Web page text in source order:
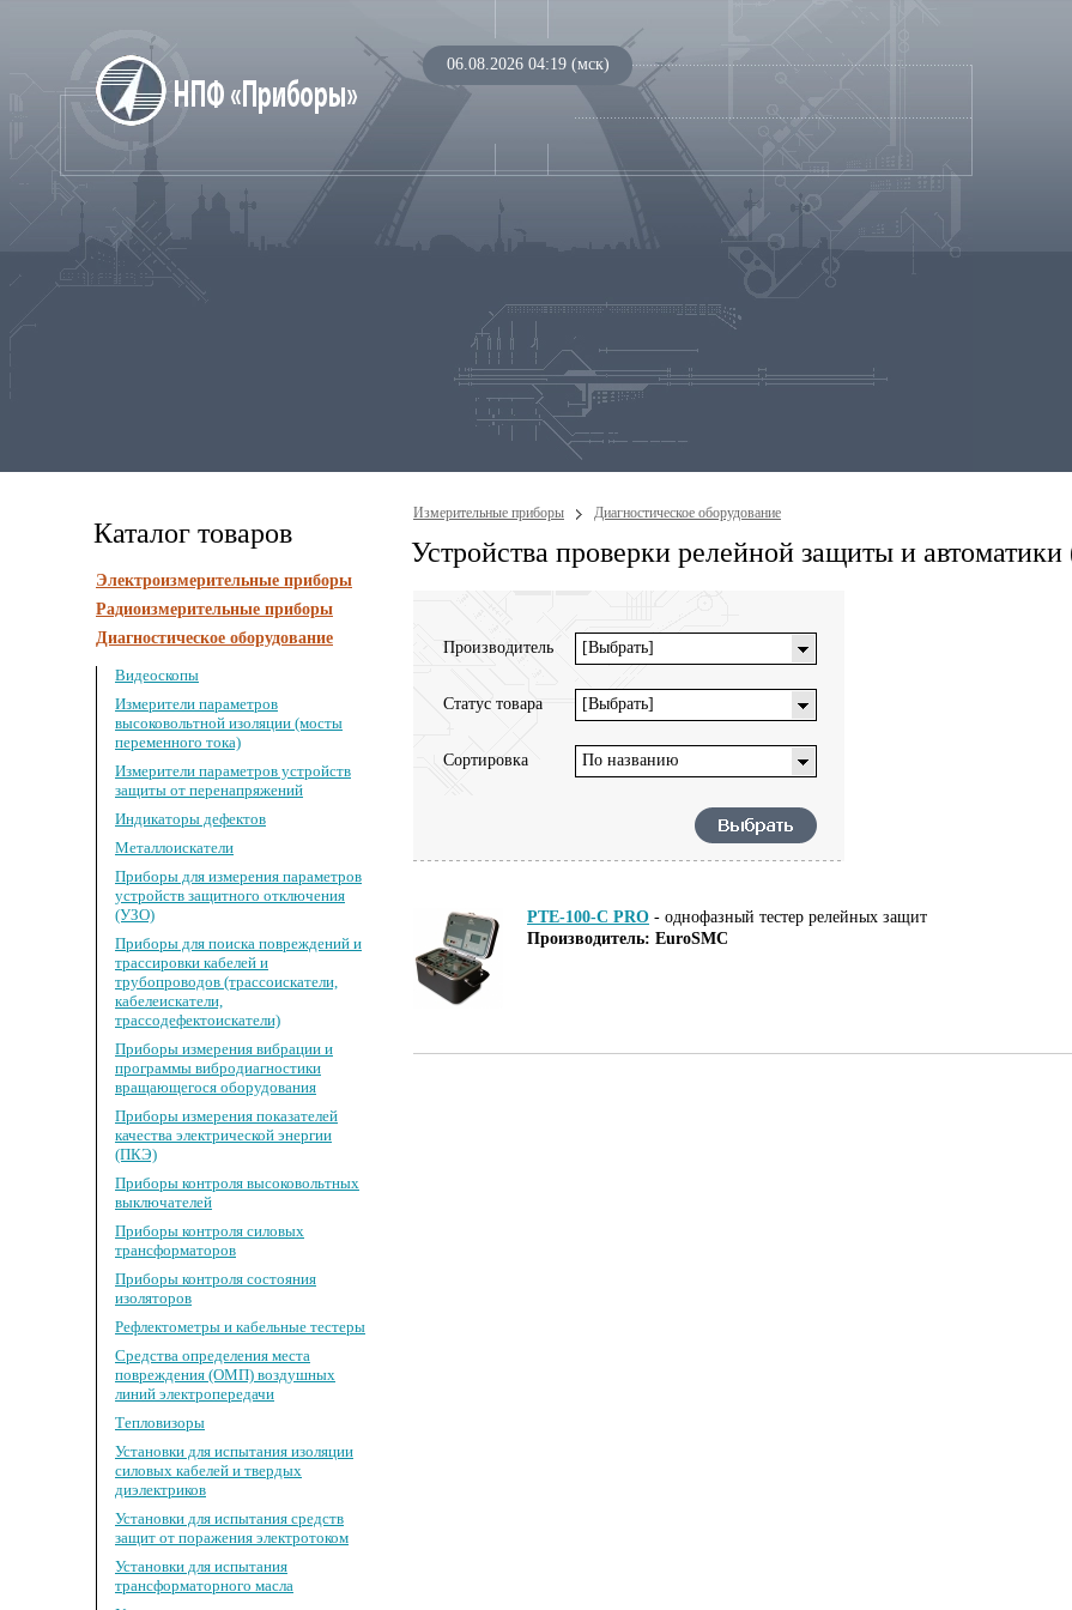
06.08.2026 04:19 (мск)
Каталог товаров
Электроизмерительные приборы
Радиоизмерительные приборы
Диагностическое оборудование
Видеоскопы
Измерители параметров
высоковольтной изоляции (мосты
переменного тока)
Измерители параметров устройств
защиты от перенапряжений
Индикаторы дефектов
Металлоискатели
Приборы для измерения параметров
устройств защитного отключения
(УЗО)
Приборы для поиска повреждений и
трассировки кабелей и
трубопроводов (трассоискатели,
кабелеискатели,
трассодефектоискатели)
Приборы измерения вибрации и
программы вибродиагностики
вращающегося оборудования
Приборы измерения показателей
качества электрической энергии
(ПКЭ)
Приборы контроля высоковольтных
выключателей
Приборы контроля силовых
трансформаторов
Приборы контроля состояния
изоляторов
Рефлектометры и кабельные тестеры
Средства определения места
повреждения (ОМП) воздушных
линий электропередачи
Тепловизоры
Установки для испытания изоляции
силовых кабелей и твердых
диэлектриков
Установки для испытания средств
защит от поражения электротоком
Установки для испытания
трансформаторного масла
Измерительные приборы Диагностическое оборудование
Устройства проверки релейной защиты и
Производитель [Выбрать]
Статус товара [Выбрать]
Сортировка По названию
PTE-100-C PRO - однофазный тестер релейных защит
Производитель: EuroSMC